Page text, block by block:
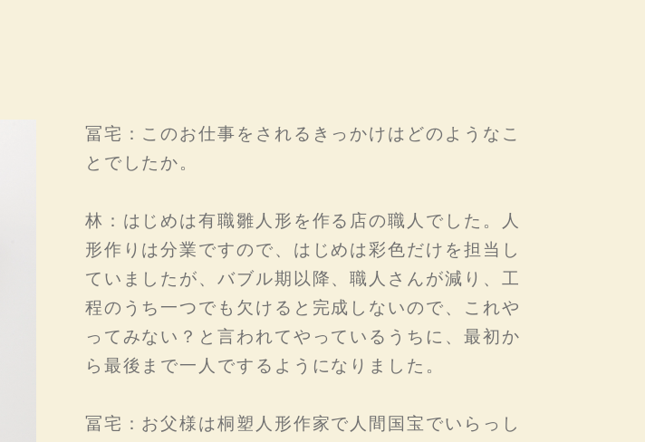
冨宅：このお仕事をされるきっかけはどのようなこ
とでしたか。
林：はじめは有職雛人形を作る店の職人でした。人
形作りは分業ですので、はじめは彩色だけを担当し
ていましたが、バブル期以降、職人さんが減り、工
程のうち一つでも欠けると完成しないので、これや
ってみない？と言われてやっているうちに、最初か
ら最後まで一人でするようになりました。
冨宅：お父様は桐塑人形作家で人間国宝でいらっし